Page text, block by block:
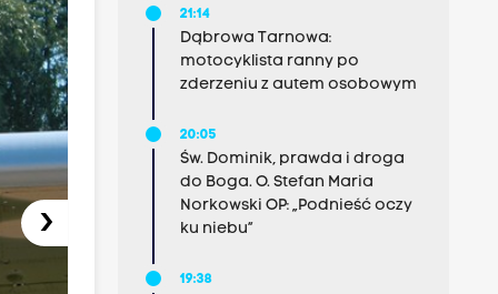
›
21:14
Dąbrowa Tarnowa:
motocyklista ranny po
zderzeniu z autem osobowym
20:05
Św. Dominik, prawda i droga
do Boga. O. Stefan Maria
Norkowski OP: „Podnieść oczy
ku niebu”
19:38